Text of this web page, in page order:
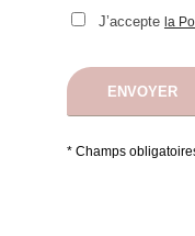
J’accepte la
* Champs